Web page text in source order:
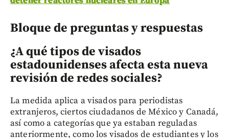
Bloque de preguntas y respuestas
¿A qué tipos de visados
estadounidenses afecta esta nueva
revisión de redes sociales?
La medida aplica a visados para periodistas
extranjeros, ciertos ciudadanos de México y Canadá,
así como a categorías que ya estaban reguladas
anteriormente, como los visados de estudiantes y los